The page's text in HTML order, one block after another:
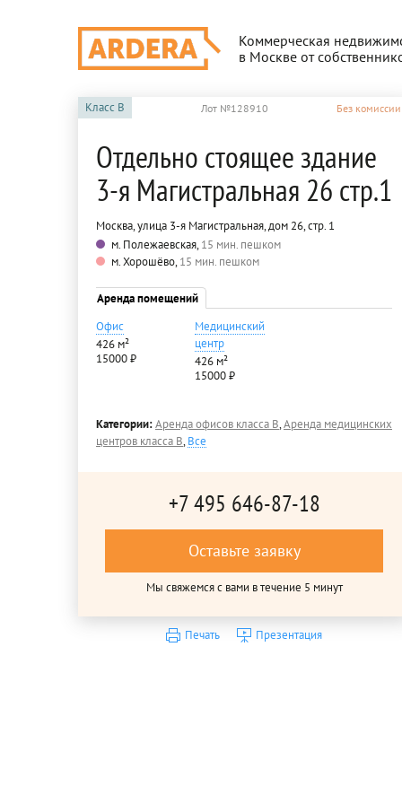
Коммерческая
в Москве от
Класс B Лот №128910 Без комиссии
Отдельно стоящее здание
3-я Магистральная 26 стр.1
Москва, улица 3-я Магистральная, дом 26, стр. 1
м. Полежаевская,15 мин. пешком
м. Хорошёво,15 мин. пешком
Аренда помещений
Офис
426 м²
15000 ₽
Медицинский
центр
426 м²
15000 ₽
Категории:Аренда офисов класса B,Аренда медицинских
центров класса B,Все
+7 495 646-87-18
Оставьте заявку
Мы свяжемся с вами в течение 5 минут
Печать Презентация